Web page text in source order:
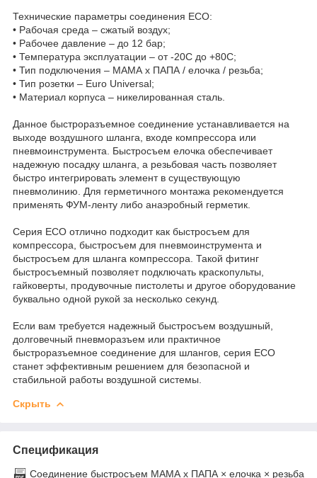
Технические параметры соединения ECO:
• Рабочая среда – сжатый воздух;
• Рабочее давление – до 12 бар;
• Температура эксплуатации – от -20C до +80C;
• Тип подключения – МАМА х ПАПА / елочка / резьба;
• Тип розетки – Euro Universal;
• Материал корпуса – никелированная сталь.
Данное быстроразъемное соединение устанавливается на
выходе воздушного шланга, входе компрессора или
пневмоинструмента. Быстросъем елочка обеспечивает
надежную посадку шланга, а резьбовая часть позволяет
быстро интегрировать элемент в существующую
пневмолинию. Для герметичного монтажа рекомендуется
применять ФУМ-ленту либо анаэробный герметик.
Серия ECO отлично подходит как быстросъем для
компрессора, быстросъем для пневмоинструмента и
быстросъем для шланга компрессора. Такой фитинг
быстросъемный позволяет подключать краскопульты,
гайковерты, продувочные пистолеты и другое оборудование
буквально одной рукой за несколько секунд.
Если вам требуется надежный быстросъем воздушный,
долговечный пневморазъем или практичное
быстроразъемное соединение для шлангов, серия ECO
станет эффективным решением для безопасной и
стабильной работы воздушной системы.
Скрыть
Спецификация
Cоединение быстросъем МАМА х ПАПА × елочка × резьба